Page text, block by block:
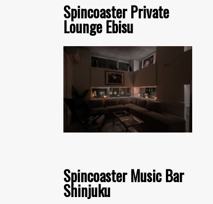
Spincoaster Private
Lounge Ebisu
Spincoaster Music Bar
Shinjuku